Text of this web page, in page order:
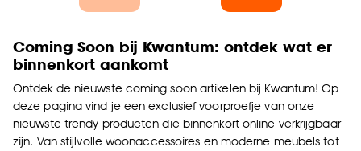
Coming Soon bij Kwantum: ontdek wat er
binnenkort aankomt
Ontdek de nieuwste coming soon artikelen bij Kwantum! Op
deze pagina vind je een exclusief voorproefje van onze
nieuwste trendy producten die binnenkort online verkrijgbaar
zijn. Van stijlvolle woonaccessoires en moderne meubels tot